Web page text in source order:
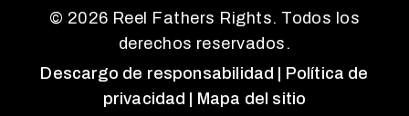
© 2026 Reel Fathers Rights. Todos los
derechos reservados.
Descargo de responsabilidad
| Política de
privacidad
| Mapa del sitio